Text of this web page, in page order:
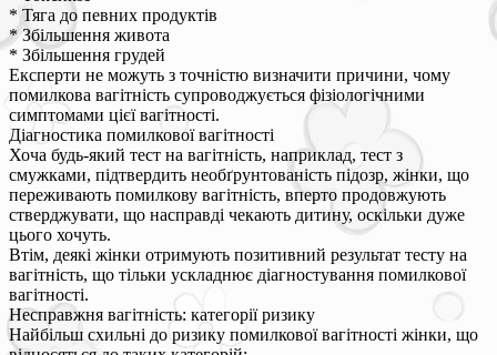
* Тяга до певних продуктів
* Збільшення живота
* Збільшення грудей
Експерти не можуть з точністю визначити причини, чому
помилкова вагітність супроводжується фізіологічними
симптомами цієї вагітності.
Діагностика помилкової вагітності
Хоча будь-який тест на вагітність, наприклад, тест з
смужками, підтвердить необґрунтованість підозр, жінки, що
переживають помилкову вагітність, вперто продовжують
стверджувати, що насправді чекають дитину, оскільки дуже
цього хочуть.
Втім, деякі жінки отримують позитивний результат тесту на
вагітність, що тільки ускладнює діагностування помилкової
вагітності.
Несправжня вагітність: категорії ризику
Найбільш схильні до ризику помилкової вагітності жінки, що